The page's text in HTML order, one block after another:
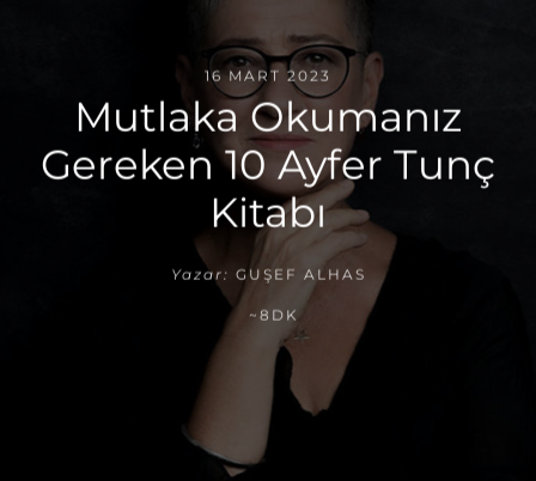
16 MART 2023
Mutlaka Okumanız
Gereken 10 Ayfer Tunç
Kitabı
Yazar: GUŞEF ALHAS
~8DK